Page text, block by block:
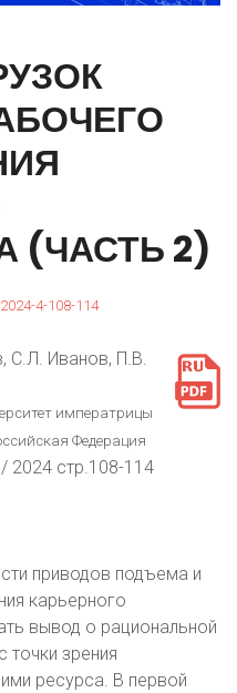
(ЧАСТЬ 2)
4-108-114
С.Л. Иванов, П.В.
императрицы
Федерация
стр.108-114
приводов подъема и
карьерного
вывод о рациональной
точки зрения
ресурса. В первой